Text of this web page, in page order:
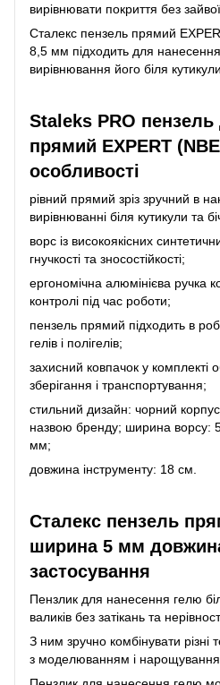
вирівнювати покриття без
Сталекс пензель прямий
8,5 мм підходить для
вирівнювання його біля
Staleks PRO
прямий EXPERT
особливості
рівний прямий зріз зручний в
вирівнюванні біля кутикули та
ворс із високоякісних
гнучкості та зносостійкості;
ергономічна алюмінієва ручка
контролі під час роботи;
пензель прямий підходить в
гелів і полігелів;
захисний ковпачок у комплекті
зберігання і транспортування;
стильний дизайн: чорний
назвою бренду; ширина ворсу:
мм;
довжина інструменту: 18 см.
Сталекс пензель
ширина 5 мм
застосування
Пензлик для нанесення гелю
валиків без затікань та
З ним зручно комбінувати різні
з моделюванням і нарощуванням